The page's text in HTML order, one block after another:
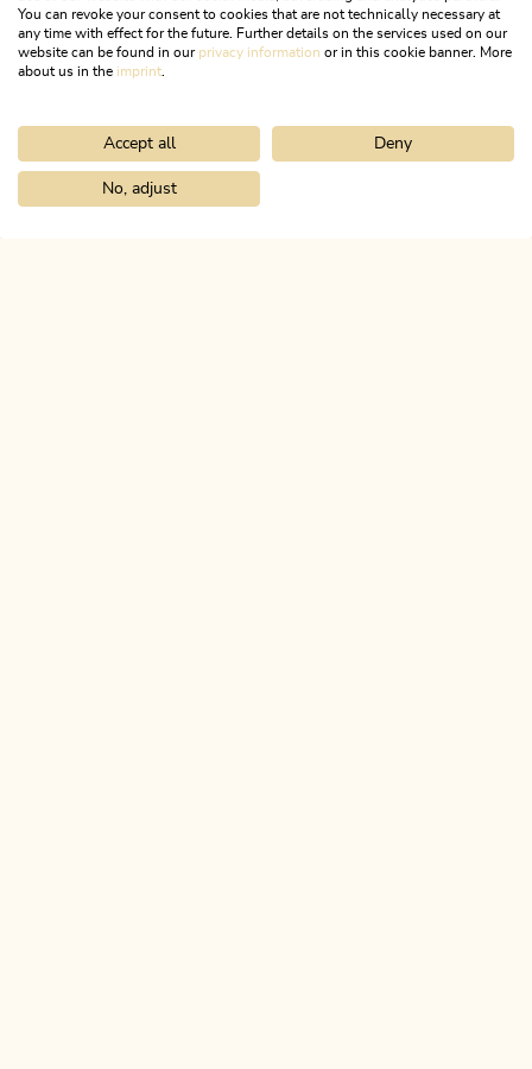
23. September 2022
Käsegenuss auf hohem
Christine Margreiter - Vermieterin zwischen Tradition und Moderne
You can revoke your consent to cookies that are not technically necessary at
any time with effect for the future. Further details on the services used on our
website can be found in our privacy information or in this cookie banner. More
about us in the imprint
Accept all Deny
No, adjust